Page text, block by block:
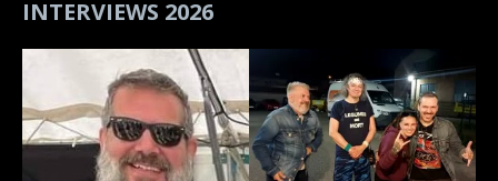
INTERVIEWS 2026